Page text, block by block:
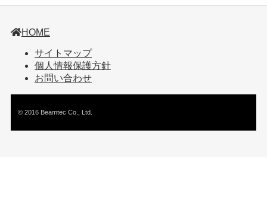
HOME
サイトマップ
個人情報保護方針
お問い合わせ
© 2016 Beamtec Co., Ltd.